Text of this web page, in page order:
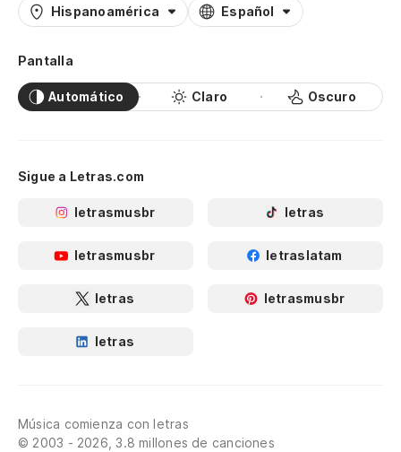
Hispanoamérica Español
Pantalla
Automático Claro Oscuro
Sigue a Letras.com
letrasmusbr letras
letrasmusbr letraslatam
letras letrasmusbr
letras
Música comienza con letras
© 2003 - 2026, 3.8 millones de canciones